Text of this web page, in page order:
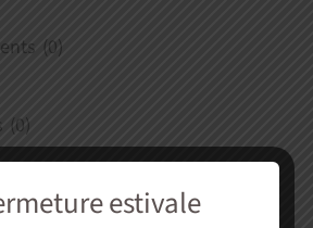
(0)
(0)
estivale